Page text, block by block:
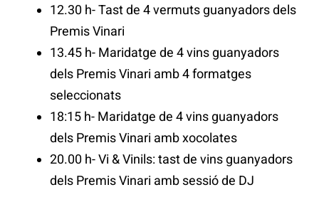
12.30 h- Tast de 4 vermuts guanyadors dels
Premis Vinari
13.45 h- Maridatge de 4 vins guanyadors
dels Premis Vinari amb 4 formatges
seleccionats
18:15 h- Maridatge de 4 vins guanyadors
dels Premis Vinari amb xocolates
20.00 h- Vi & Vinils: tast de vins guanyadors
dels Premis Vinari amb sessió de DJ